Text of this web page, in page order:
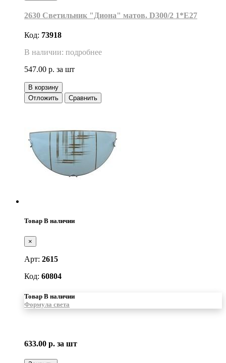
2630 Светильник "Диона" матов. D300/2 1*Е27
Код: 73918
В наличии: подробнее
547.00 р. за шт
В корзину
Отложить
Сравнить
Товар В наличии
×
Арт: 2615
Код: 60804
Товар В наличии
Формула света
633.00 р. за шт